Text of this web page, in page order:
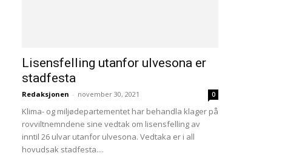
Lisensfelling utanfor ulvesona er
stadfesta
Redaksjonen - november 30, 2021 0
Klima- og miljødepartementet har behandla klager på
rovviltnemndene sine vedtak om lisensfelling av
inntil 26 ulvar utanfor ulvesona. Vedtaka er i all
hovudsak stadfesta....